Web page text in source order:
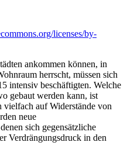
licenses/by-
ankommen können, in
herrscht, müssen sich
intensiv beschäftigten. Welche
gebaut werden kann, ist
auf Widerstände von
neue
sich gegensätzliche
Verdrängungsdruck in den